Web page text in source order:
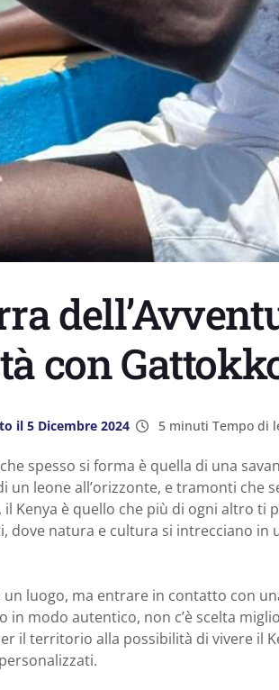
con
il 5 Dicembre 2024 5 minuti Tempo di
spesso si forma è quella di una
un leone all’orizzonte, e tramonti che
Kenya è quello che più di ogni altro ti
natura e cultura si intrecciano in
luogo, ma entrare in contatto con
in modo autentico, non c’è scelta
il territorio alla possibilità di vivere il